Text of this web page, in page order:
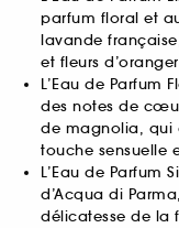
parfum floral et
lavande
et fleurs
L’Eau de Parfum
des notes de
de magnolia, qui
touche sensuelle
L’Eau de Parfum
d’Acqua di
délicatesse de la